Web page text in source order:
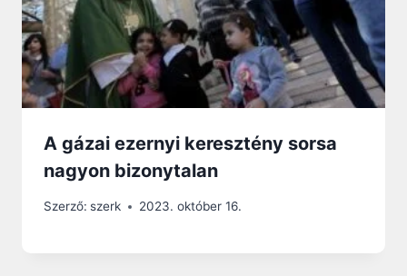
A gázai ezernyi keresztény sorsa
nagyon bizonytalan
Szerző: szerk 2023. október 16.